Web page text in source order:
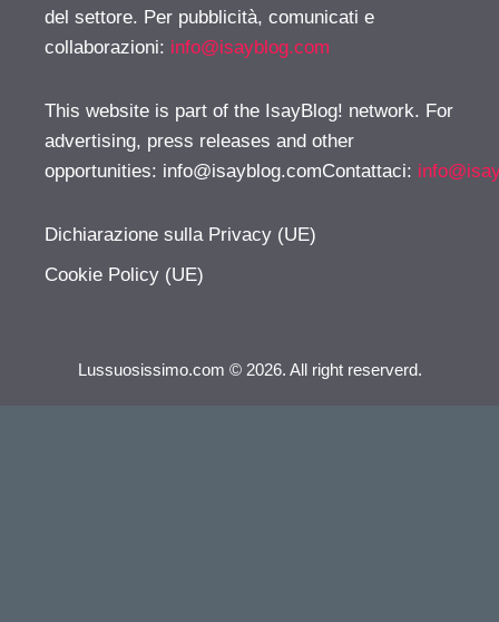
del settore. Per pubblicità, comunicati e
collaborazioni: info@isayblog.com
This website is part of the IsayBlog! network. For
advertising, press releases and other
opportunities: info@isayblog.comContattaci:
Dichiarazione sulla Privacy (UE)
Cookie Policy (UE)
Lussuosissimo.com © 2026. All right reserverd.